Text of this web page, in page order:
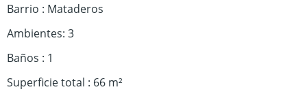
Barrio : Mataderos
Ambientes: 3
Baños : 1
Superficie total : 66 m²